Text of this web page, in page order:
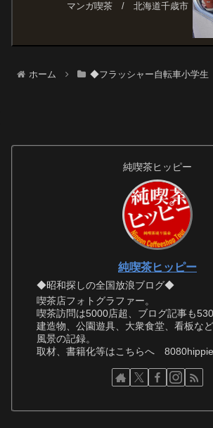
マンガ喫茶 / 北海道千歳市
ホーム ◆フラッシャー自転車小学生
純喫茶ヒッピー
純喫茶ヒッピー
◆昭和探しの全国放浪ブログ◆
喫茶店フォトグラファー。
喫茶訪問は5000店超、ブログ記事も
建造物、公園遊具、大衆食堂、看板な
風景の記録。
取材、書籍化等はこちらへ